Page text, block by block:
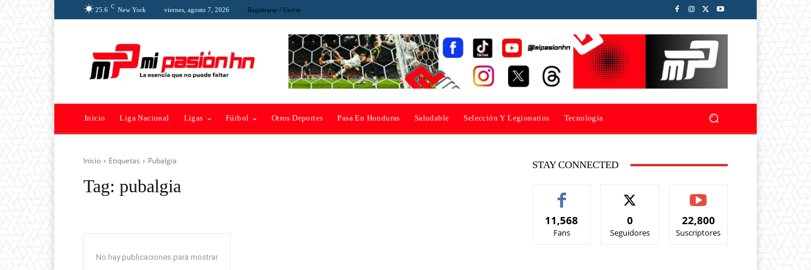
25.6 C New York viernes, agosto 7, 2026 Registrarse / Unirse
Inicio Liga Nacional Ligas Fútbol Otros Deportes Pasa En Honduras Saludable Selección Y Legionarios Tecnología
Inicio Etiquetas Pubalgia
Tag: pubalgia
No hay publicaciones para mostrar
STAY CONNECTED
11,568
Fans
0
Seguidores
22,800
Suscriptores